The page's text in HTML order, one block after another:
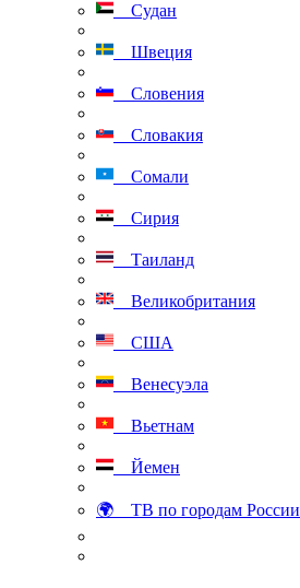
Судан
Швеция
Словения
Словакия
Сомали
Сирия
Таиланд
Великобритания
США
Венесуэла
Вьетнам
Йемен
🌍 ТВ по городам России